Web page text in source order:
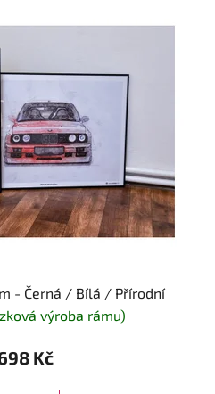
- Černá / Bílá / Přírodní
výroba rámu)
Kč